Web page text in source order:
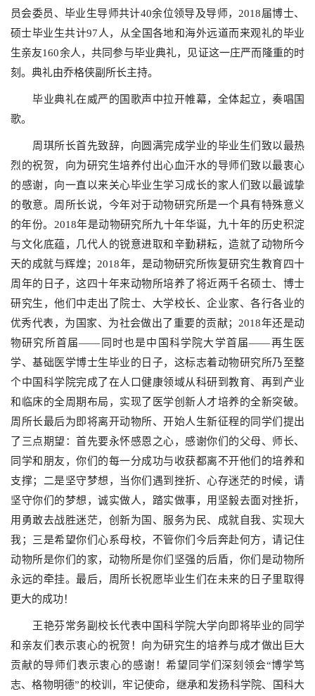
员会委员、毕业生导师共计40余位领导及导师， 2018届博士、
硕士毕业生共计97 人，从全国各地和海外远道而来观礼的毕业
生亲友160余人，共同参与毕业典礼，见证这一庄严而隆重的时
刻。典礼由乔格侠副所长主持。
毕业典礼在威严的国歌声中拉开帷幕，全体起立，奏唱国
歌。
周琪所长首先致辞，向圆满完成学业的毕业生们致以最热
烈的祝贺，向为研究生培养付出心血汗水的导师们致以最衷心
的感谢，向一直以来关心毕业生学习成长的家人们致以最诚挚
的敬意。周所长说，今年对于动物研究所是一个具有特殊意义
的年份。 2018年是动物研究所九十年华诞，九十年的历史积淀
与文化底蕴，几代人的锐意进取和辛勤耕耘，造就了动物所今
天的成就与辉煌； 2018年，是动物研究所恢复研究生教育四十
周年的日子，这四十年来动物所培养了将近两千名硕士、博士
研究生，他们中走出了院士、大学校长、企业家、各行各业的
优秀代表，为国家、为社会做出了重要的贡献； 2018年还是动
物研究所首届——同时也是中国科学院大学首届——再生医
学、基础医学博士生毕业的日子，这标志着动物研究所乃至整
个中国科学院完成了在人口健康领域从科研到教育、再到产业
和临床的全周期布局，实现了医学创新人才培养的全新突破。
周所长最后为即将离开动物所、开始人生新征程的同学们提出
了三点期望：首先要永怀感恩之心，感谢你们的父母、师长、
同学和朋友，你们的每一分成功与收获都离不开他们的培养和
支撑；二是坚守梦想，当你们遇到挫折、心存迷茫的时候，请
坚守你们的梦想，诚实做人，踏实做事，用坚毅去面对挫折，
用勇敢去战胜迷茫，创新为国、服务为民、成就自我、实现大
我；三是希望你们心系母校，不管你们今后奔赴何方，请记住
动物所是你们的家，动物所是你们坚强的后盾，你们是动物所
永远的牵挂。最后，周所长祝愿毕业生们在未来的日子里取得
更大的成功！
王艳芬常务副校长代表中国科学院大学向即将毕业的同学
和亲友们表示衷心的祝贺！向为研究生的培养与成才做出巨大
贡献的导师们表示衷心的感谢！希望同学们深刻领会“博学笃
志、格物明德”的校训，牢记使命，继承和发扬科学院、国科大